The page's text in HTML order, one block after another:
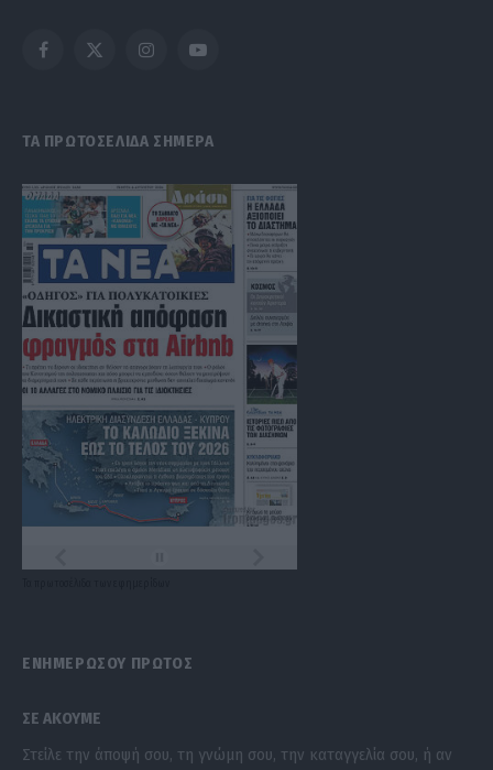
Facebook
X
InstagramYouTube
ΤΑ ΠΡΩΤΟΣΕΛΙΔΑ ΣΗΜΕΡΑ
ΕΝΗΜΕΡΩΣΟΥ ΠΡΩΤΟΣ
ΣΕ ΑΚΟΥΜΕ
Στείλε την άποψή σου, τη γνώμη σου, την καταγγελία σου, ή αν